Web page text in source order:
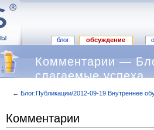
блог обсуждение
Комментарии —
слагаемые успеха
← Блог:Публикации/2012-09-19 Внутреннее
Комментарии